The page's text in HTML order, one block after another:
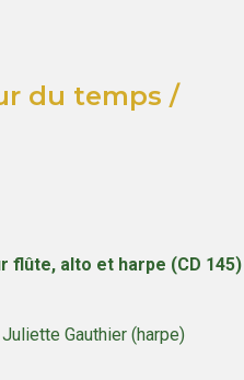
du temps /
flûte, alto et harpe (CD 145)
Gauthier (harpe)